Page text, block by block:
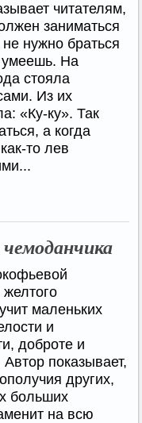
читателям,
заниматься
нужно браться
умеешь. На
стояла
Из их
«Ку-ку». Так
а когда
то лев
маленьких
и
доброте и
показывает,
других,
больших
на всю